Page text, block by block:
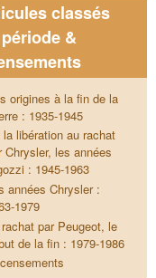
classés
&
origines à la fin de la
: 1935-1945
la libération au rachat
Chrysler, les années
: 1945-1963
années Chrysler :
1979
par Peugeot, le
de la fin : 1979-1986